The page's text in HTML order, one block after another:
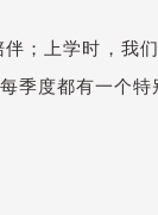
；上学时，
度都有一个